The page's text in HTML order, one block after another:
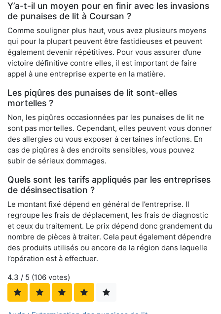
Y’a-t-il un moyen pour en finir avec les invasions
de punaises de lit à Coursan ?
Comme souligner plus haut, vous avez plusieurs moyens
qui pour la plupart peuvent être fastidieuses et peuvent
également devenir répétitives. Pour vous assurer d’une
victoire définitive contre elles, il est important de faire
appel à une entreprise experte en la matière.
Les piqûres des punaises de lit sont-elles
mortelles ?
Non, les piqûres occasionnées par les punaises de lit ne
sont pas mortelles. Cependant, elles peuvent vous donner
des allergies ou vous exposer à certaines infections. En
cas de piqûres à des endroits sensibles, vous pouvez
subir de sérieux dommages.
Quels sont les tarifs appliqués par les entreprises
de désinsectisation ?
Le montant fixé dépend en général de l’entreprise. Il
regroupe les frais de déplacement, les frais de diagnostic
et ceux du traitement. Le prix dépend donc grandement du
nombre de pièces à traiter. Cela peut également dépendre
des produits utilisés ou encore de la région dans laquelle
l’opération est à effectuer.
4.3 / 5 (106 votes)